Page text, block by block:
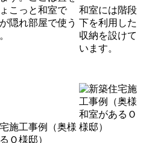
こっと和室で
隠れ部屋で使う
和室には階段
下を利用した
収納を設けて
います。